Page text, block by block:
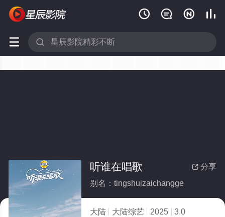
   
 
 分享
听谁在唱歌
别名：tingshuizaichangge
大陆 大陆综艺 2025
3.0